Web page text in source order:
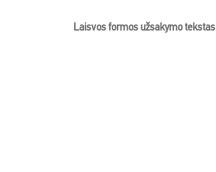
Laisvos formos užsakymo tekstas